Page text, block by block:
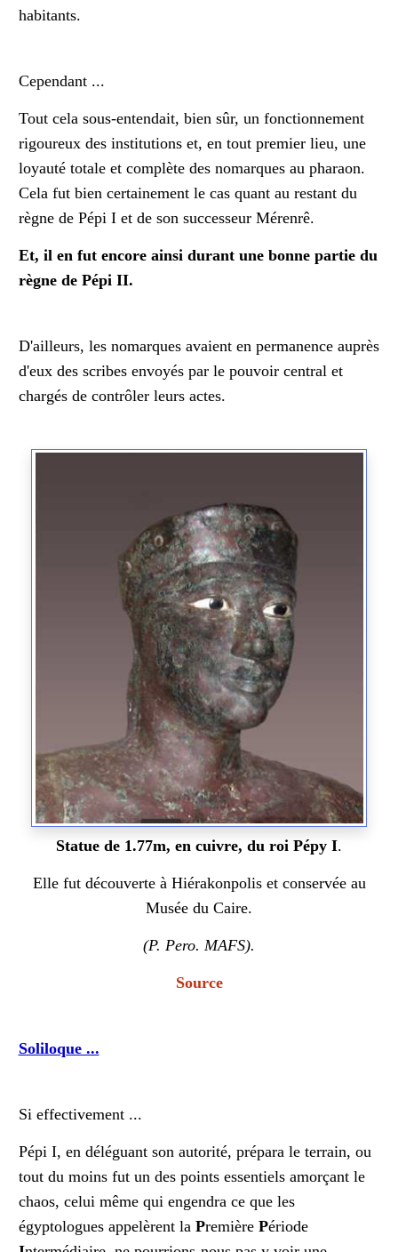
habitants.
Cependant ...
Tout cela sous-entendait, bien sûr, un fonctionnement
rigoureux des institutions et, en tout premier lieu, une
loyauté totale et complète des nomarques au pharaon.
Cela fut bien certainement le cas quant au restant du
règne de Pépi I et de son successeur Mérenrê.
Et, il en fut encore ainsi durant une bonne partie du
règne de Pépi II.
D'ailleurs, les nomarques avaient en permanence auprès
d'eux des scribes envoyés par le pouvoir central et
chargés de contrôler leurs actes.
Statue de 1.77m, en cuivre, du roi Pépy I.
Elle fut découverte à Hiérakonpolis et conservée au
Musée du Caire.
(P. Pero. MAFS).
Source
Soliloque ...
Si effectivement ...
Pépi I, en déléguant son autorité, prépara le terrain, ou
tout du moins fut un des points essentiels amorçant le
chaos, celui même qui engendra ce que les
égyptologues appelèrent laPremière Période